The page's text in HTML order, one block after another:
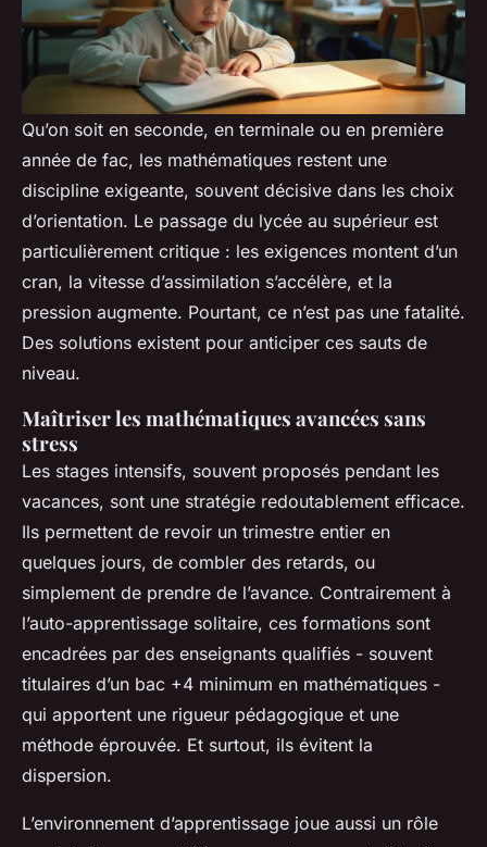
Qu’on soit en seconde, en terminale ou en première
année de fac, les mathématiques restent une
discipline exigeante, souvent décisive dans les choix
d’orientation. Le passage du lycée au supérieur est
particulièrement critique : les exigences montent d’un
cran, la vitesse d’assimilation s’accélère, et la
pression augmente. Pourtant, ce n’est pas une fatalité.
Des solutions existent pour anticiper ces sauts de
niveau.
Maîtriser les mathématiques avancées sans
stress
Les stages intensifs, souvent proposés pendant les
vacances, sont une stratégie redoutablement efficace.
Ils permettent de revoir un trimestre entier en
quelques jours, de combler des retards, ou
simplement de prendre de l’avance. Contrairement à
l’auto-apprentissage solitaire, ces formations sont
encadrées par des enseignants qualifiés - souvent
titulaires d’un bac +4 minimum en mathématiques -
qui apportent une rigueur pédagogique et une
méthode éprouvée. Et surtout, ils évitent la
dispersion.
L’environnement d’apprentissage joue aussi un rôle